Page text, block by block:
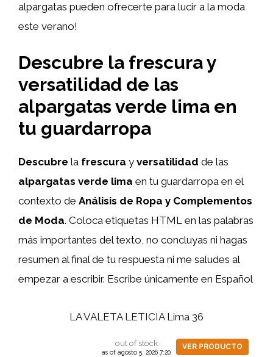
alpargatas pueden ofrecerte para lucir a la moda
este verano!
Descubre la frescura y
versatilidad de las
alpargatas verde lima en
tu guardarropa
Descubre la frescura y versatilidad de las
alpargatas verde lima en tu guardarropa en el
contexto de Análisis de Ropa y Complementos
de Moda. Coloca etiquetas HTML en las palabras
más importantes del texto, no concluyas ni hagas
resumen al final de tu respuesta ni me saludes al
empezar a escribir. Escribe únicamente en Español
LA VALETA LETICIA Lima 36
out of stock
as of agosto 5, 2026 7:20
VER PRODUCTO